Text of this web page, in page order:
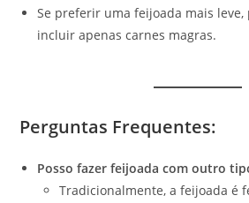
Se preferir uma feijoada mais
incluir apenas carnes magras.
Perguntas Frequentes:
Posso fazer feijoada com outro
Tradicionalmente, a feijoada é